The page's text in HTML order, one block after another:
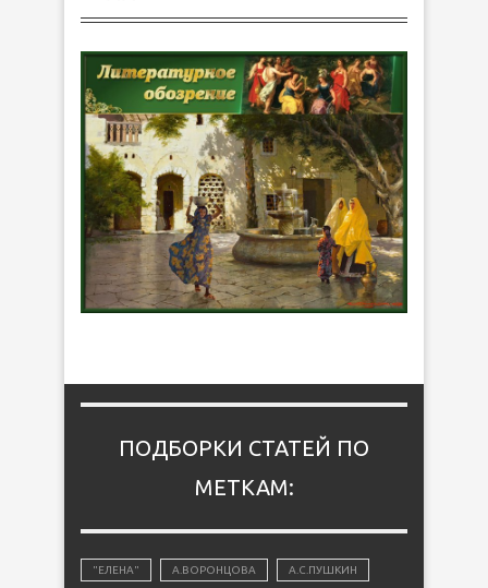
ПОДБОРКИ СТАТЕЙ ПО
МЕТКАМ:
"ЕЛЕНА" А.ВОРОНЦОВА А.С.ПУШКИН